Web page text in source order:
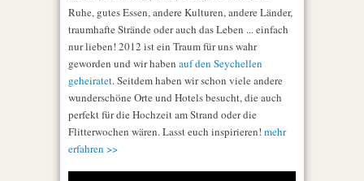
Ruhe, gutes Essen, andere Kulturen, andere Länder,
traumhafte Strände oder auch das Leben ... einfach
nur lieben! 2012 ist ein Traum für uns wahr
geworden und wir haben auf den Seychellen
geheiratet. Seitdem haben wir schon viele andere
wunderschöne Orte und Hotels besucht, die auch
perfekt für die Hochzeit am Strand oder die
Flitterwochen wären. Lasst euch inspirieren! mehr
erfahren >>